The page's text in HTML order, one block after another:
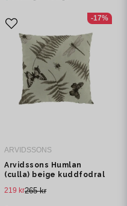
ARVIDSSONS
Arvidssons Humlan
(culla) beige kuddfodral
265 kr
219 kr
-17%